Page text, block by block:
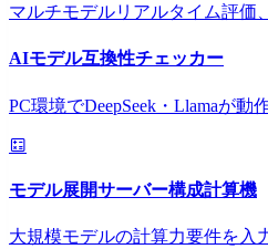
マルチモデルリアルタイム評価
AIモデル互換性チェッカー
PC環境でDeepSeek・Llamaが動
モデル展開サーバー構成計算機
大規模モデルの計算力要件を入